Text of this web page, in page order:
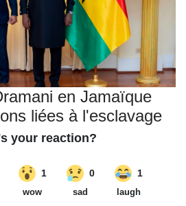
en Jamaïque
liées à l'esclavage